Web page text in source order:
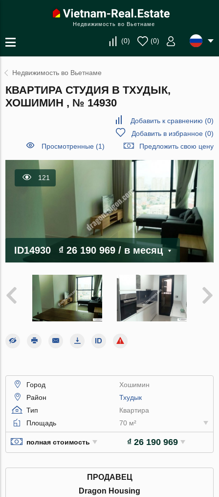
Недвижимость во Вьетнаме
(0) (0)
Недвижимость во Вьетнаме
КВАРТИРА СТУДИЯ В ТХУДЫК,
ХОШИМИН , № 14930
Добавить к сравнению (0)
Добавить в избранное(0)
Просмотренные (1)
Предложить свою цену
121
ID14930 ₫ 26 190 969/ в месяц
Город
Хошимин
Район
Тхудык
Тип
Квартира
Площадь
70 м²
полная стоимость ₫ 26 190 969
ПРОДАВЕЦ
Dragon Housing